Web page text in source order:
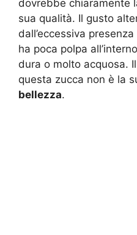
dovrebbe chiaramente
sua qualità. Il gusto
dall’eccessiva
ha poca polpa
dura o molto acquosa.
questa zucca non è la
bellezza.